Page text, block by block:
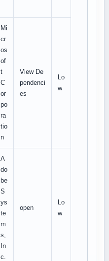
Mi
cr
os
of
t
C
or
po
ra
tio
n
View De
pendenci
es
Lo
w
A
do
be
S
ys
te
m
s,
In
c.
open
Lo
w